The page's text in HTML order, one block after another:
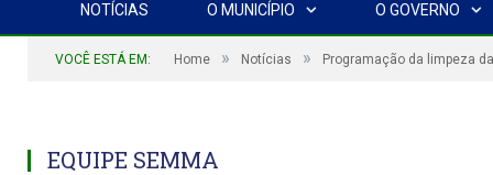
NOTÍCIAS O MUNICÍPIO O GOVERNO
VOCÊ ESTÁ EM: Home » Notícias » Programação da limpeza
EQUIPE SEMMA